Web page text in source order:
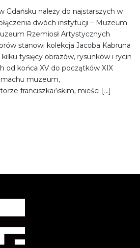
Gdańsku należy do najstarszych w
dwóch instytucji – Muzeum
Rzemiosł Artystycznych
stanowi kolekcja Jacoba Kabruna
kilku tysięcy obrazów, rysunków i rycin
od końca XV do początków XIX
muzeum,
franciszkańskim, mieści […]